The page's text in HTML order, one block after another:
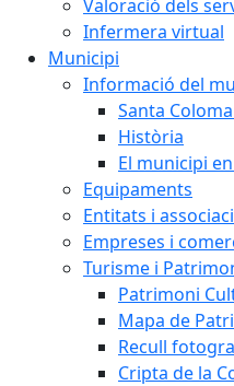
Valoració dels
Infermera virtual
Municipi
Informació del
Santa
Història
El municipi
Equipaments
Entitats i
Empreses i
Turisme i
Patrimoni
Mapa de
Recull
Cripta de la